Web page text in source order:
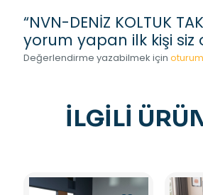
“NVN-DENİZ KOLTUK
yorum yapan ilk kişi siz
Değerlendirme yazabilmek için oturum
İLGILI